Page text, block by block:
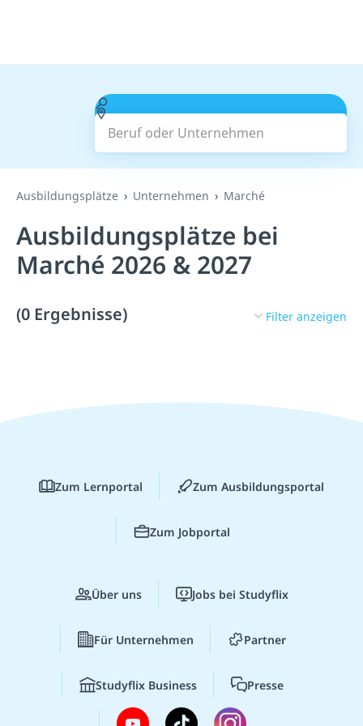
Beruf oder Unternehmen
Suchen
Ausbildungsplätze Unternehmen Marché
Ausbildungsplätze bei
Marché 2026 & 2027
(0 Ergebnisse) Filter anzeigen
Zum Lernportal Zum Ausbildungsportal
Zum Jobportal
Über uns Jobs bei Studyflix
Für Unternehmen Partner
Studyflix Business Presse